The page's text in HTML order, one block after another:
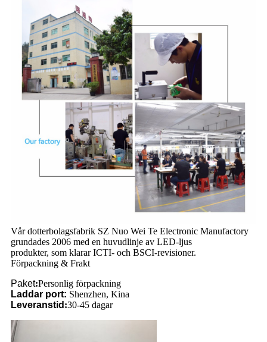
Vår dotterbolagsfabrik SZ Nuo Wei Te Electronic Manufactory
grundades 2006 med en huvudlinje av LED-ljus
produkter, som klarar ICTI- och BSCI-revisioner.
Förpackning & Frakt
Paket:Personlig förpackning
Laddar port: Shenzhen, Kina
Leveranstid :30-45 dagar